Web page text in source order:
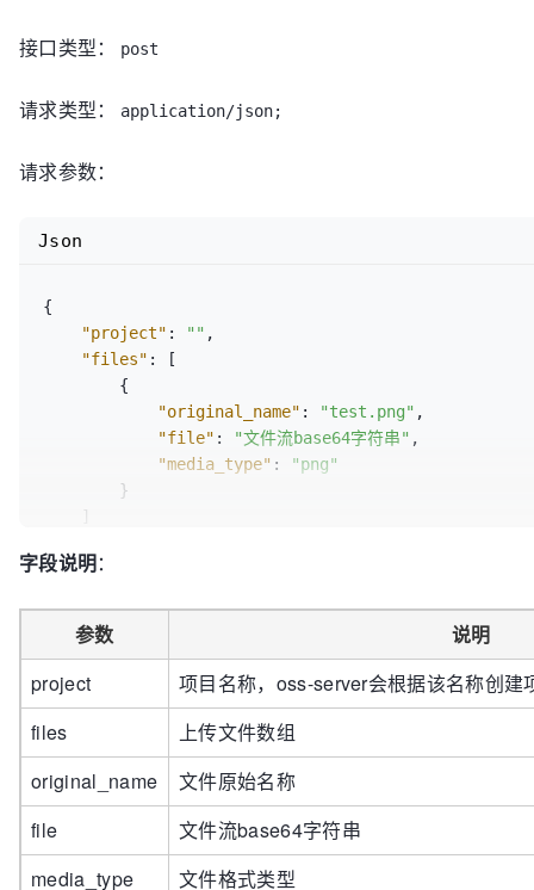
接口类型： post
请求类型： application/json;
请求参数：
{
"project" : "" ,
"files" :
[
{
"original_name" : "test.png" ,
"file" : "文件流base64字符串" ,
"media_type" :
"png"
}
]
Json
字段说明：
参数
说明
project
项目名称，oss-server会根据该名称创建
files
上传文件数组
original_name
文件原始名称
file
文件流base64字符串
media_type
文件格式类型